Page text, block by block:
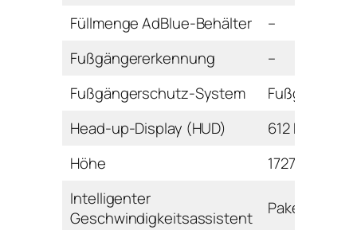
Füllmenge AdBlue-Behälter
–
Fußgängererkennung
–
Fußgängerschutz-System
Head-up-Display (HUD)
612 Euro
Höhe
1727 mm
Intelligenter
Geschwindigkeitsassistent
Paket